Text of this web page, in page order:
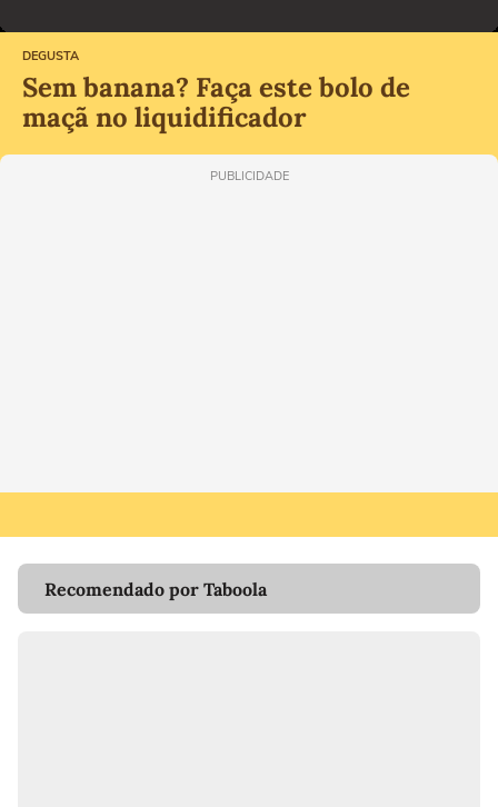
DEGUSTA
Sem banana? Faça este bolo de
maçã no liquidificador
PUBLICIDADE
Recomendado por Taboola